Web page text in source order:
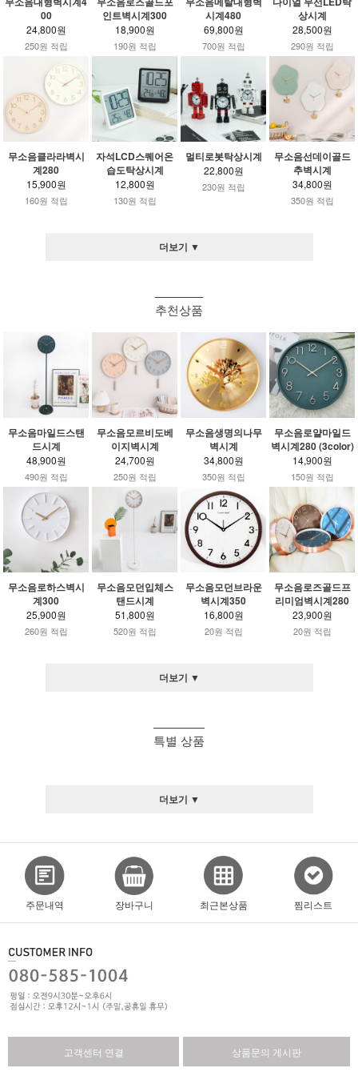
00
24,800원
250원 적립
인트벽시계300
18,900원
190원 적립
시계480
69,800원
700원 적립
상시계
28,500원
290원 적립
무소음클라라벽시
계280
15,900원
160원 적립
자석LCD스퀘어온
습도탁상시계
12,800원
130원 적립
멀티로봇탁상시계
22,800원
230원 적립
무소음선데이골드
추벽시계
34,800원
350원 적립
더보기 ▼
추천상품
무소음마일드스탠
드시계
48,900원
490원 적립
무소음모르비도베
이지벽시계
24,700원
250원 적립
무소음생명의나무
벽시계
34,800원
350원 적립
무소음로얄마일드
벽시계280 (3color)
14,900원
150원 적립
무소음로하스벽시
계300
25,900원
260원 적립
무소음모던입체스
탠드시계
51,800원
520원 적립
무소음모던브라운
벽시계350
16,800원
20원 적립
무소음로즈골드프
리미엄벽시계280
23,900원
20원 적립
더보기 ▼
특별 상품
더보기 ▼
주문내역 장바구니 최근본상품 찜리스트
고객센터 연결 상품문의 게시판